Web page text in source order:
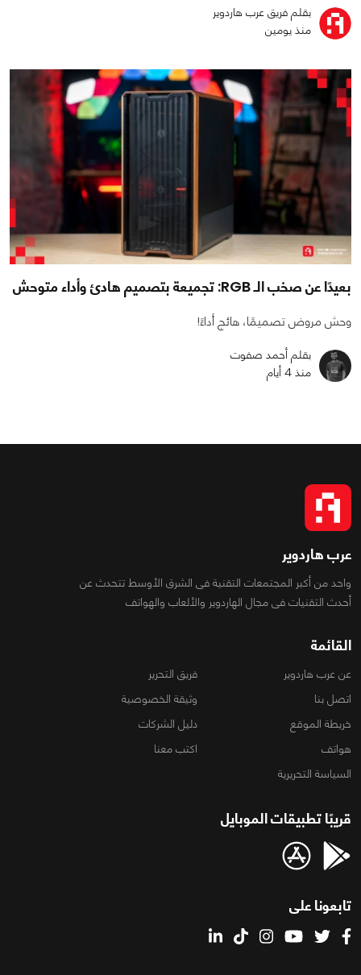
بقلم فريق عرب هاردوير
منذ يومين
بعيدًا عن صخب الـ RGB: تجميعة بتصميم هادئ وأداء متوحش
وحش مروض تصميمًا، هائج أداءً!
بقلم أحمد صفوت
منذ 4 أيام
عرب هاردوير
واحد من أكبر المجتمعات التقنية فى الشرق الأوسط تتحدث عن
أحدث التقنيات فى مجال الهاردوير والألعاب والهواتف
القائمة
عن عرب هاردوير
فريق التحرير
اتصل بنا
وثيقة الخصوصية
خريطة الموقع
دليل الشركات
هواتف
اكتب معنا
السياسة التحريرية
قريبًا تطبيقات الموبايل
تابعونا على